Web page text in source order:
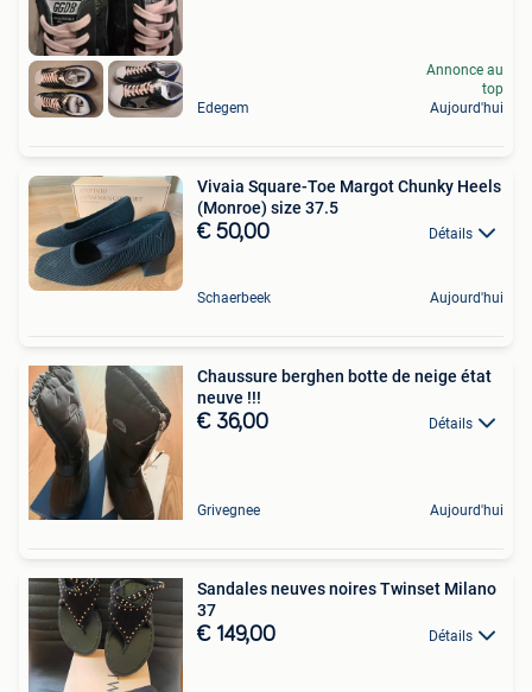
Edegem
Annonce au
top
Aujourd'hui
Vivaia Square-Toe Margot Chunky Heels
(Monroe) size 37.5
€ 50,00 Détails
Schaerbeek Aujourd'hui
Chaussure berghen botte de neige état
neuve !!!
€ 36,00 Détails
Grivegnee Aujourd'hui
Sandales neuves noires Twinset Milano
37
€ 149,00 Détails